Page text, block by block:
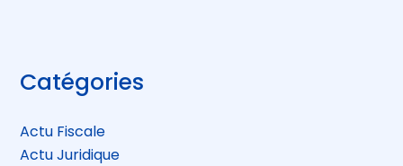
Blog
sidebar
Catégories
Actu Fiscale
Actu Juridique